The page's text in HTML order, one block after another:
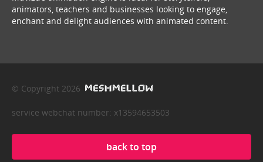
animators, teachers and businesses looking to engage,
enchant and delight audiences with animated content.
© Copyright 2026
service webchat number: x13594653503
back to top